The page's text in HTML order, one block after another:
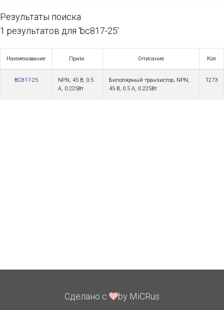
Результаты поиска
1 результатов для 'bc817-25'
Наименование Прим. Описание Кол
BC817-25
NPN, 45 В, 0.5
А, 0.225Вт
Биполярный транзистор, NPN,
45 В, 0.5 А, 0.225Вт
1273
Сделано с by MiCRus